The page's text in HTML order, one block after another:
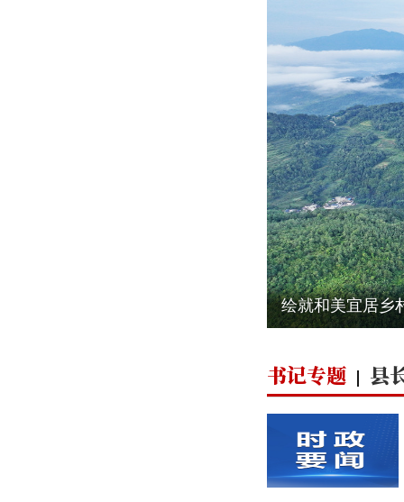
绘就和美宜居乡
书记专题 县